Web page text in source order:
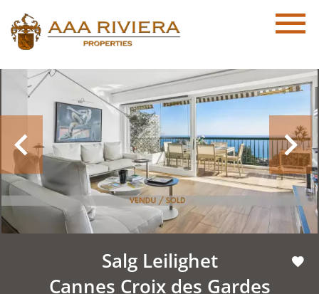
Salg Leilighet
Cannes Croix des Gardes